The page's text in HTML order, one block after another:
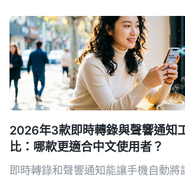
2026年3款即時轉錄與聲響通知
比：哪款更適合中文使用者？
即時轉錄和聲響通知能讓手機自動將